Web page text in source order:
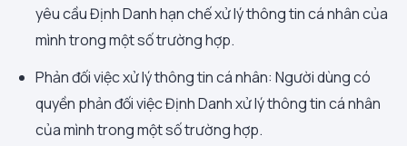
yêu cầu Định Danh hạn chế xử lý thông tin cá nhân của
mình trong một số trường hợp.
Phản đối việc xử lý thông tin cá nhân: Người dùng có
quyền phản đối việc Định Danh xử lý thông tin cá nhân
của mình trong một số trường hợp.